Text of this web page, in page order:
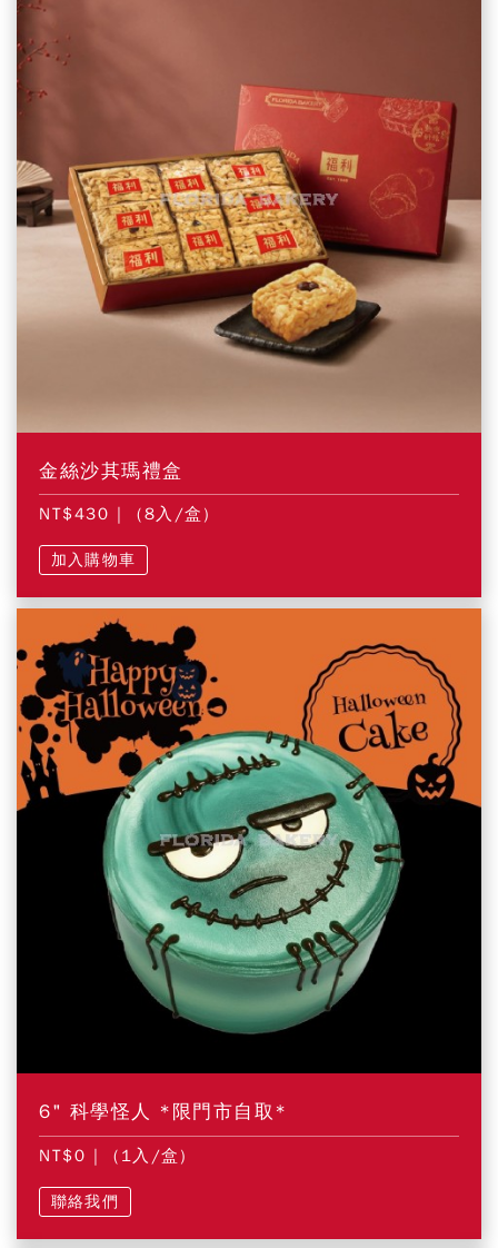
金絲沙其瑪禮盒
NT$430 | (8入/盒)
加入購物車
6" 科學怪人 *限門市自取*
NT$0 | (1入/盒)
聯絡我們